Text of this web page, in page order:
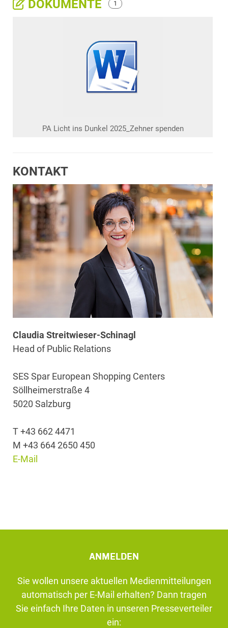
DOKUMENTE 1
PA Licht ins Dunkel 2025_Zehner spenden
KONTAKT
Claudia Streitwieser-Schinagl
Head of Public Relations
SES Spar European Shopping Centers
Söllheimerstraße 4
5020 Salzburg
T +43 662 4471
M +43 664 2650 450
E-Mail
ANMELDEN
Sie wollen unsere aktuellen Medienmitteilungen
automatisch per E-Mail erhalten? Dann tragen
Sie einfach Ihre Daten in unseren Presseverteiler
ein: